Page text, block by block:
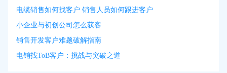
电缆销售如何找客户 销售人员如何跟进客户
小企业与初创公司怎么获客
销售开发客户难题破解指南
电销找ToB客户：挑战与突破之道